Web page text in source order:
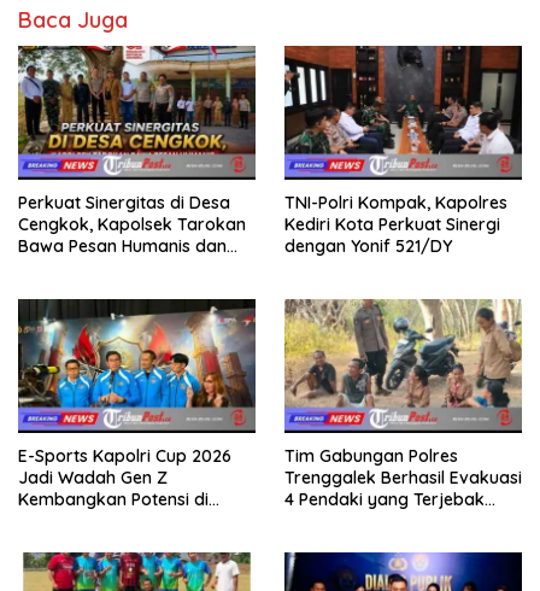
Baca Juga
Perkuat Sinergitas di Desa
Cengkok, Kapolsek Tarokan
Bawa Pesan Humanis dan
TNI-Polri Kompak, Kapolres
Kediri Kota Perkuat Sinergi
dengan Yonif 521/DY
E-Sports Kapolri Cup 2026
Jadi Wadah Gen Z
Kembangkan Potensi di
Tim Gabungan Polres
Trenggalek Berhasil Evakuasi
4 Pendaki yang Terjebak